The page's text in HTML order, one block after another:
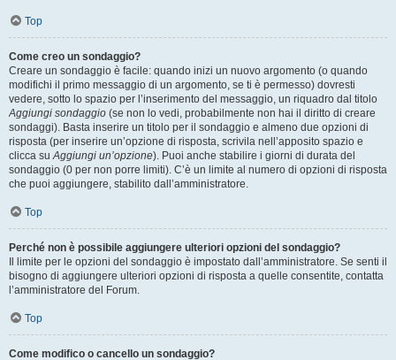
Top
Come creo un sondaggio?
Creare un sondaggio è facile: quando inizi un nuovo argomento (o quando
modifichi il primo messaggio di un argomento, se ti è permesso) dovresti
vedere, sotto lo spazio per l’inserimento del messaggio, un riquadro dal titolo
Aggiungi sondaggio (se non lo vedi, probabilmente non hai il diritto di creare
sondaggi). Basta inserire un titolo per il sondaggio e almeno due opzioni di
risposta (per inserire un’opzione di risposta, scrivila nell’apposito spazio e
clicca su Aggiungi un’opzione). Puoi anche stabilire i giorni di durata del
sondaggio (0 per non porre limiti). C’è un limite al numero di opzioni di risposta
che puoi aggiungere, stabilito dall’amministratore.
Top
Perché non è possibile aggiungere ulteriori opzioni del sondaggio?
Il limite per le opzioni del sondaggio è impostato dall’amministratore. Se senti il
bisogno di aggiungere ulteriori opzioni di risposta a quelle consentite, contatta
l’amministratore del Forum.
Top
Come modifico o cancello un sondaggio?